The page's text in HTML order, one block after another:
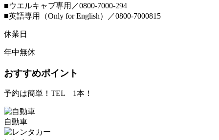
■ウエルキャブ専用／0800-7000-294
■英語専用（Only for English）／0800-7000815
休業日
年中無休
おすすめポイント
予約は簡単！TEL 1本！
自動車